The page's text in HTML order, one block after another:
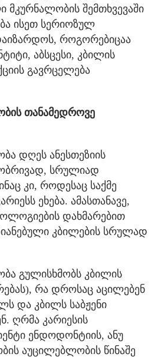
მკურნალობის შემთხვევაში
ისეთ სერიოზულ
როგორებიცაა
აბსცესი, კბილის
გავრცელება
თანამედროვე
დღეს ანესთეზიის
სრულიად
კი, როდესაც საქმე
ეხება. ამასთანავე,
დახმარებით
კბილების სრულად
გულისხმობს კბილის
რა დროსაც აცილებენ
და კბილს საბჟენი
ღრმა კარიესის
ენდოდონტიის, ანუ
აუცილებლობის წინაშე